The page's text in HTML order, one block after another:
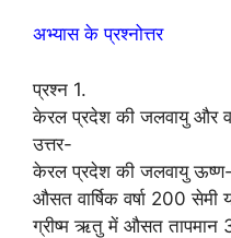
अभ्यास के प्रश्नोत्तर
प्रश्न 1.
केरल प्रदेश की जलवायु और
उत्तर-
केरल प्रदेश की जलवायु ऊष्ण-
औसत वार्षिक वर्षा 200
ग्रीष्म ऋतु में औसत